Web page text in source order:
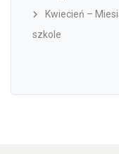
Kwiecień –
szkole